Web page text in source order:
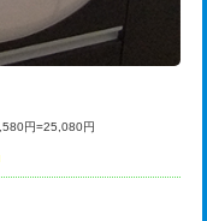
44,000円
22,000円
33,000円
円=25,080円